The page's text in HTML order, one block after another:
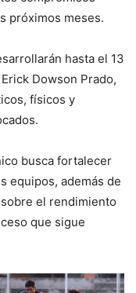
próximos meses.
hasta el 13
Dowson Prado,
físicos y
busca fortalecer
equipos, además de
el rendimiento
que sigue